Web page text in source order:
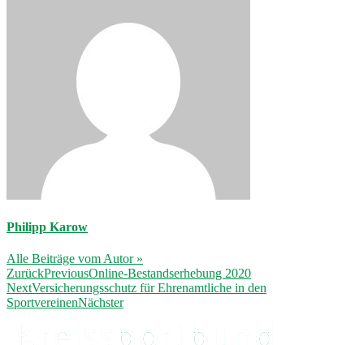
Philipp Karow
Alle Beiträge vom Autor »
ZurückPreviousOnline-Bestandserhebung 2020
NextVersicherungsschutz für Ehrenamtliche in den
SportvereinenNächster